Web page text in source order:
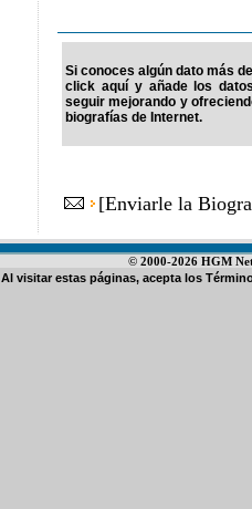
Si conoces algún dato más
click aquí y añade los
seguir mejorando y
biografías de Internet.
[Enviarle la
© 2000-2026 HGM
Al visitar estas páginas, acepta los